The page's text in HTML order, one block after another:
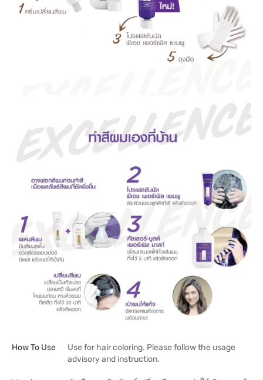
How To Use
Use for hair coloring. Please follow the usage
advisory and instruction.